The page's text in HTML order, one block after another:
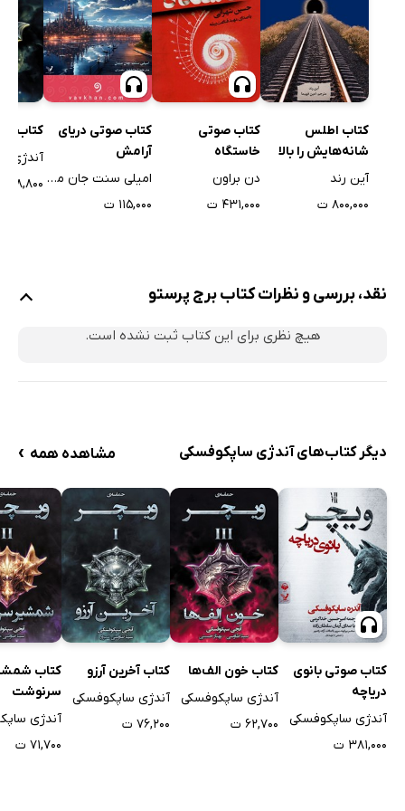
کتاب اطلس
شانه‌هایش را بالا
انداخت
آین رند
۸۰۰,۰۰۰ ت
کتاب صوتی
خاستگاه
دن براون
۴۳۱,۰۰۰ ت
کتاب صوتی دریای
آرامش
امیلی سنت جان مندل
۱۱۵,۰۰۰ ت
کتاب
آندژی
۸۸,۸۰۰ ت
نقد، بررسی و نظرات کتاب برج پرستو
هیچ نظری برای این کتاب ثبت نشده است.
دیگر کتاب‌های آندژی ساپکوفسکی مشاهده همه ›
کتاب صوتی بانوی
دریاچه
آندژی ساپکوفسکی
۳۸۱,۰۰۰ ت
کتاب خون الف‌ها
آندژی ساپکوفسکی
۶۲,۷۰۰ ت
کتاب آخرین آرزو
آندژی ساپکوفسکی
۷۶,۲۰۰ ت
کتاب
سرنوشت
آندژی
۷۱,۷۰۰ ت